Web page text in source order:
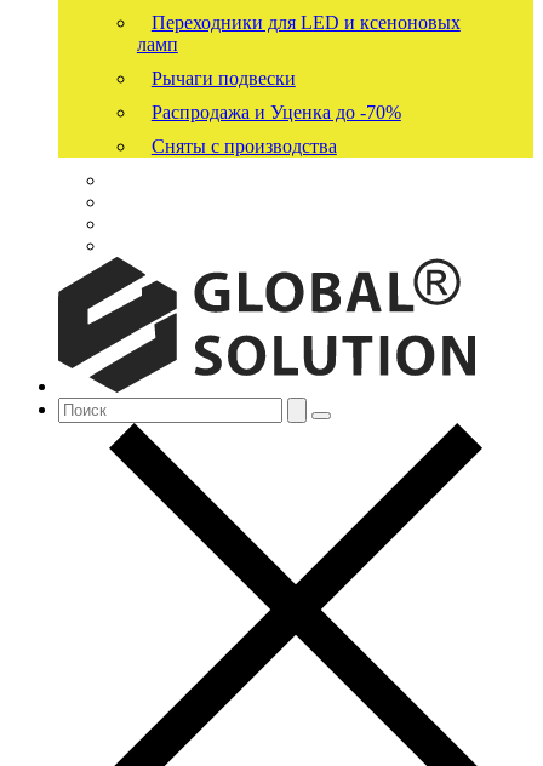
Переходники для LED и ксеноновых
ламп
Рычаги подвески
Распродажа и Уценка до -70%
Сняты с производства